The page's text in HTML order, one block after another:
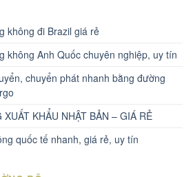
không đi Brazil giá rẻ
không Anh Quốc chuyên nghiệp, uy tín
chuyển phát nhanh bằng đường
KHẨU NHẬT BẢN – GIÁ RẺ
quốc tế nhanh, giá rẻ, uy tín